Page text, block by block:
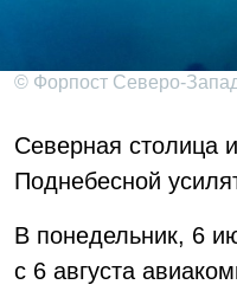
© Форпост Северо-
Северная столица
Поднебесной
В понедельник, 6
с 6 августа